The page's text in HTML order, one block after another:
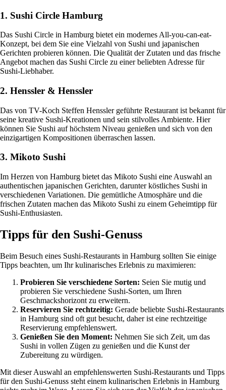
1. Sushi Circle Hamburg
Das Sushi Circle in Hamburg bietet ein modernes All-you-can-eat-
Konzept, bei dem Sie eine Vielzahl von Sushi und japanischen
Gerichten probieren können. Die Qualität der Zutaten und das frische
Angebot machen das Sushi Circle zu einer beliebten Adresse für
Sushi-Liebhaber.
2. Henssler & Henssler
Das von TV-Koch Steffen Henssler geführte Restaurant ist bekannt für
seine kreative Sushi-Kreationen und sein stilvolles Ambiente. Hier
können Sie Sushi auf höchstem Niveau genießen und sich von den
einzigartigen Kompositionen überraschen lassen.
3. Mikoto Sushi
Im Herzen von Hamburg bietet das Mikoto Sushi eine Auswahl an
authentischen japanischen Gerichten, darunter köstliches Sushi in
verschiedenen Variationen. Die gemütliche Atmosphäre und die
frischen Zutaten machen das Mikoto Sushi zu einem Geheimtipp für
Sushi-Enthusiasten.
Tipps für den Sushi-Genuss
Beim Besuch eines Sushi-Restaurants in Hamburg sollten Sie einige
Tipps beachten, um Ihr kulinarisches Erlebnis zu maximieren:
Probieren Sie verschiedene Sorten: Seien Sie mutig und
probieren Sie verschiedene Sushi-Sorten, um Ihren
Geschmackshorizont zu erweitern.
Reservieren Sie rechtzeitig: Gerade beliebte Sushi-Restaurants
in Hamburg sind oft gut besucht, daher ist eine rechtzeitige
Reservierung empfehlenswert.
Genießen Sie den Moment: Nehmen Sie sich Zeit, um das
Sushi in vollen Zügen zu genießen und die Kunst der
Zubereitung zu würdigen.
Mit dieser Auswahl an empfehlenswerten Sushi-Restaurants und Tipps
für den Sushi-Genuss steht einem kulinarischen Erlebnis in Hamburg